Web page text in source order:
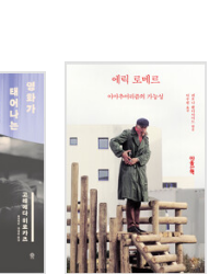
'있다면 왜 인간들은 이렇게
>(1962), <겨울빛>(1963),
룬 '3부작'이며, <침묵>의
게 병으로 죽어가면서 말하
만의 이
의 그물에 빠져 정치를 외면
다. 베리만도 그 사실을 고통
트남 전쟁으로 이어지는 현
리만의 여러 작품에서 반복
에 어떤 영향을 주었는지, 영
거듭 나타나는 ‘환등기’의 의미
또한 빼놓을 수 없다. 이 책에
이 여럿 등장한다. 어머니, 아
, 그의 배우들, 동료들…… 이들
이 지닌 특유의 냉소와 번민,
어 왔는지를 짐작하는 과정은